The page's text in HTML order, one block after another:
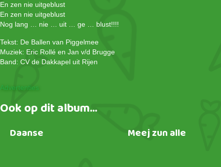
En zen nie uitgeblust
En zen nie uitgeblust
Nog lang … nie … uit … ge … blust!!!!
Tekst: De Ballen van Piggelmee
Muziek: Eric Rollé en Jan v/d Brugge
Band: CV de Dakkapel uit Rijen
Advertenties
Ook op dit album...
Meej zun alle